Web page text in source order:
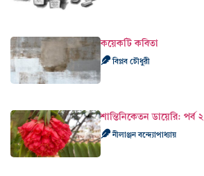
কয়েকটি কবিতা
বিপ্লব চৌধুরী
শান্তিনিকেতন ডায়েরি: পর্ব ২
নীলাঞ্জন বন্দ্যোপাধ্যায়